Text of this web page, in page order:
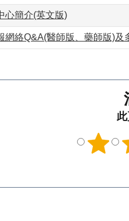
心簡介(英文版)
網絡Q&A(醫師版、藥師版)及